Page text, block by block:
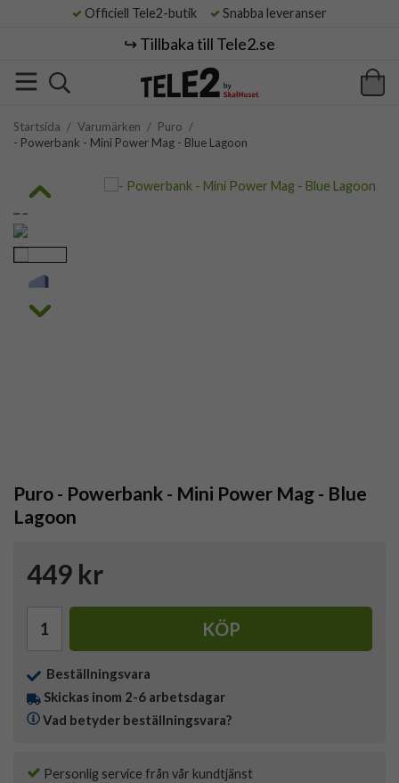
Officiell Tele2-butik Snabba leveranser
↪️ Tillbaka till Tele2.se
Startsida / Varumärken / Puro /
- Powerbank - Mini Power Mag - Blue Lagoon
Puro - Powerbank - Mini Power Mag - Blue
Lagoon
449 kr
KÖP
Beställningsvara
Skickas inom 2-6 arbetsdagar
Vad betyder beställningsvara?
Personlig service från vår kundtjänst